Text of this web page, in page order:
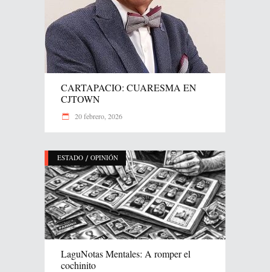
CARTAPACIO: CUARESMA EN
CJTOWN
20 febrero, 2026
ESTADO / OPINIÓN
LaguNotas Mentales: A romper el
cochinito